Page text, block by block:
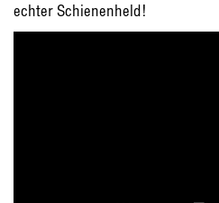
echter Schienenheld!